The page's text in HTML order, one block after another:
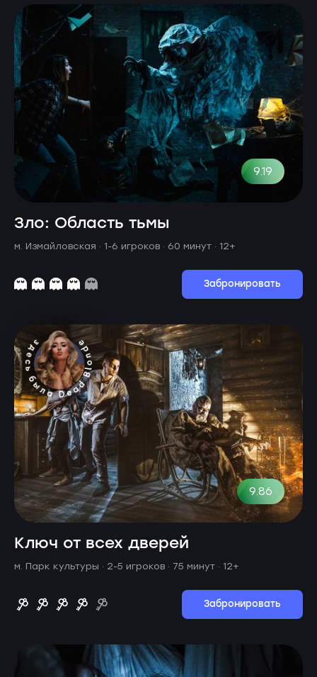
9.19
Зло: Область тьмы
м. Измайловская · 1-6 игроков · 60 минут · 12+
Забронировать
9.86
Ключ от всех дверей
м. Парк культуры · 2-5 игроков · 75 минут · 12+
Забронировать